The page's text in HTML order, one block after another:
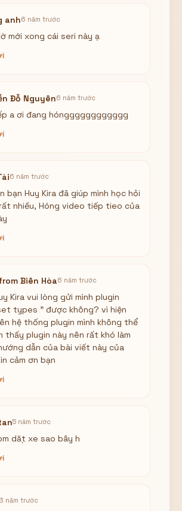
anh6 năm trước
mới xong cái seri này ạ
Đỗ Nguyên6 năm trước
a ơi đang hóngggggggggggg
6 năm trước
bạn Huy Kira đã giúp mình học hỏi
nhiều, Hóng video tiếp tieo của
Biên Hòa6 năm trước
Kira vui lòng gửi mình plugin
types " được không? vì hiện
hệ thống plugin mình không thể
thấy plugin này nên rất khó làm
dẫn của bài viết này của
cảm ơn bạn
5 năm trước
dặt xe sao bây h
3 năm trước